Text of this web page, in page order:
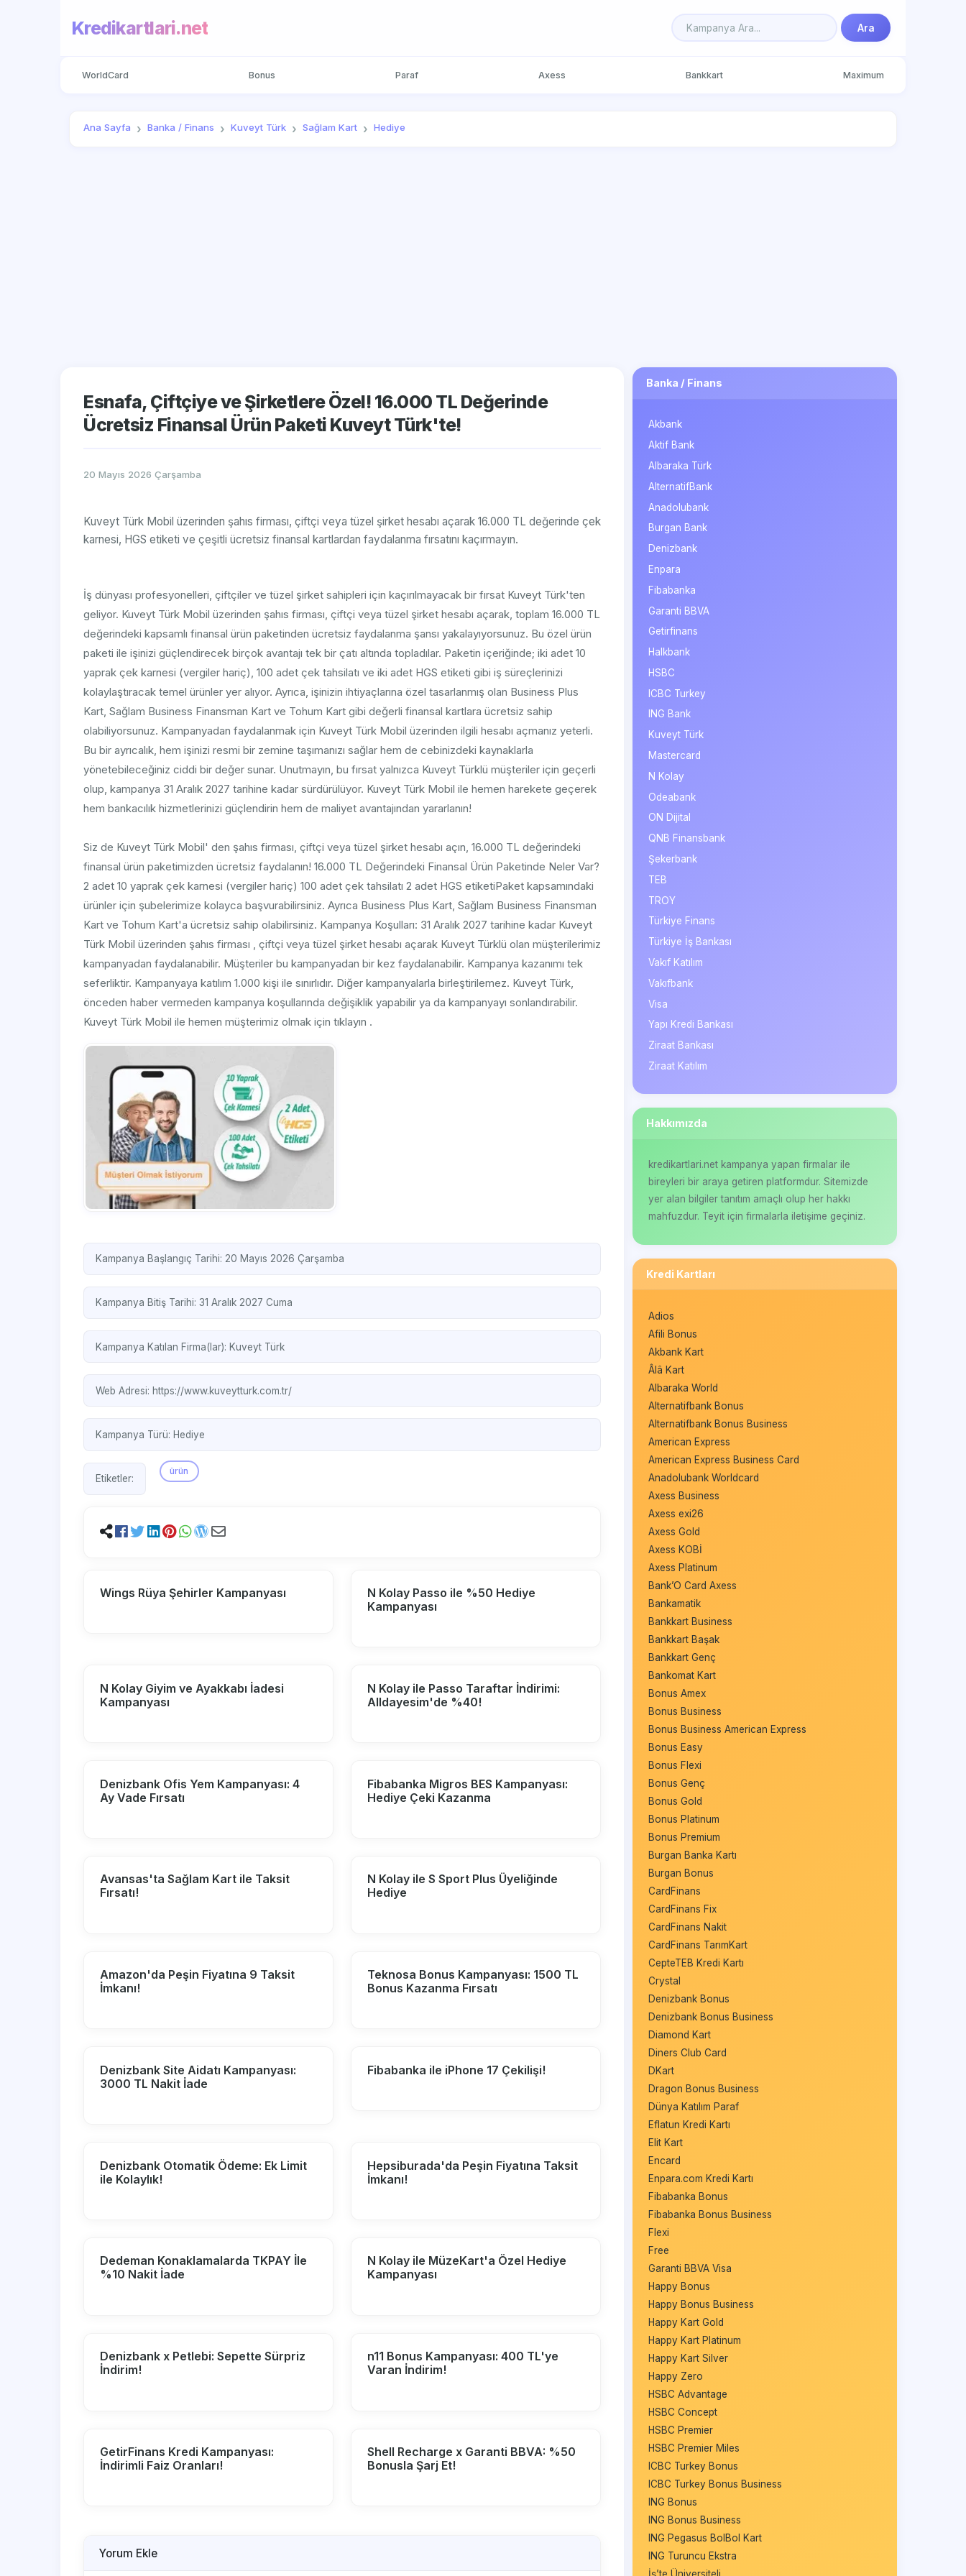
Kredikartlari.net Ara
WorldCard Bonus Paraf Axess Bankkart Maximum
Ana Sayfa Banka / Finans Kuveyt Türk Sağlam Kart Hediye
Esnafa, Çiftçiye ve Şirketlere Özel! 16.000 TL Değerinde
Ücretsiz Finansal Ürün Paketi Kuveyt Türk'te!
20 Mayıs 2026 Çarşamba
Kuveyt Türk Mobil üzerinden şahıs firması, çiftçi veya tüzel şirket hesabı açarak 16.000 TL değerinde çek
karnesi, HGS etiketi ve çeşitli ücretsiz finansal kartlardan faydalanma fırsatını kaçırmayın.
İş dünyası profesyonelleri, çiftçiler ve tüzel şirket sahipleri için kaçırılmayacak bir fırsat Kuveyt Türk'ten
geliyor. Kuveyt Türk Mobil üzerinden şahıs firması, çiftçi veya tüzel şirket hesabı açarak, toplam 16.000 TL
değerindeki kapsamlı finansal ürün paketinden ücretsiz faydalanma şansı yakalayıyorsunuz. Bu özel ürün
paketi ile işinizi güçlendirecek birçok avantajı tek bir çatı altında topladılar. Paketin içeriğinde; iki adet 10
yaprak çek karnesi (vergiler hariç), 100 adet çek tahsilatı ve iki adet HGS etiketi gibi iş süreçlerinizi
kolaylaştıracak temel ürünler yer alıyor. Ayrıca, işinizin ihtiyaçlarına özel tasarlanmış olan Business Plus
Kart, Sağlam Business Finansman Kart ve Tohum Kart gibi değerli finansal kartlara ücretsiz sahip
olabiliyorsunuz. Kampanyadan faydalanmak için Kuveyt Türk Mobil üzerinden ilgili hesabı açmanız yeterli.
Bu bir ayrıcalık, hem işinizi resmi bir zemine taşımanızı sağlar hem de cebinizdeki kaynaklarla
yönetebileceğiniz ciddi bir değer sunar. Unutmayın, bu fırsat yalnızca Kuveyt Türklü müşteriler için geçerli
olup, kampanya 31 Aralık 2027 tarihine kadar sürdürülüyor. Kuveyt Türk Mobil ile hemen harekete geçerek
hem bankacılık hizmetlerinizi güçlendirin hem de maliyet avantajından yararlanın!
Siz de Kuveyt Türk Mobil' den şahıs firması, çiftçi veya tüzel şirket hesabı açın, 16.000 TL değerindeki
finansal ürün paketimizden ücretsiz faydalanın! 16.000 TL Değerindeki Finansal Ürün Paketinde Neler Var?
2 adet 10 yaprak çek karnesi (vergiler hariç) 100 adet çek tahsilatı 2 adet HGS etiketiPaket kapsamındaki
ürünler için şubelerimize kolayca başvurabilirsiniz. Ayrıca Business Plus Kart, Sağlam Business Finansman
Kart ve Tohum Kart'a ücretsiz sahip olabilirsiniz. Kampanya Koşulları: 31 Aralık 2027 tarihine kadar Kuveyt
Türk Mobil üzerinden şahıs firması , çiftçi veya tüzel şirket hesabı açarak Kuveyt Türklü olan müşterilerimiz
kampanyadan faydalanabilir. Müşteriler bu kampanyadan bir kez faydalanabilir. Kampanya kazanımı tek
seferliktir. Kampanyaya katılım 1.000 kişi ile sınırlıdır. Diğer kampanyalarla birleştirilemez. Kuveyt Türk,
önceden haber vermeden kampanya koşullarında değişiklik yapabilir ya da kampanyayı sonlandırabilir.
Kuveyt Türk Mobil ile hemen müşterimiz olmak için tıklayın .
Kampanya Başlangıç Tarihi: 20 Mayıs 2026 Çarşamba
Kampanya Bitiş Tarihi: 31 Aralık 2027 Cuma
Kampanya Katılan Firma(lar): Kuveyt Türk
Web Adresi: https://www.kuveytturk.com.tr/
Kampanya Türü: Hediye
Etiketler:
ürün
Wings Rüya Şehirler Kampanyası
N Kolay Passo ile %50 Hediye
Kampanyası
N Kolay Giyim ve Ayakkabı İadesi
Kampanyası
N Kolay ile Passo Taraftar İndirimi:
Alldayesim'de %40!
Denizbank Ofis Yem Kampanyası: 4
Ay Vade Fırsatı
Fibabanka Migros BES Kampanyası:
Hediye Çeki Kazanma
Avansas'ta Sağlam Kart ile Taksit
Fırsatı!
N Kolay ile S Sport Plus Üyeliğinde
Hediye
Amazon'da Peşin Fiyatına 9 Taksit
İmkanı!
Teknosa Bonus Kampanyası: 1500 TL
Bonus Kazanma Fırsatı
Denizbank Site Aidatı Kampanyası:
3000 TL Nakit İade
Fibabanka ile iPhone 17 Çekilişi!
Denizbank Otomatik Ödeme: Ek Limit
ile Kolaylık!
Hepsiburada'da Peşin Fiyatına Taksit
İmkanı!
Dedeman Konaklamalarda TKPAY İle
%10 Nakit İade
N Kolay ile MüzeKart'a Özel Hediye
Kampanyası
Denizbank x Petlebi: Sepette Sürpriz
İndirim!
n11 Bonus Kampanyası: 400 TL'ye
Varan İndirim!
GetirFinans Kredi Kampanyası:
İndirimli Faiz Oranları!
Shell Recharge x Garanti BBVA: %50
Bonusla Şarj Et!
Yorum Ekle
Banka / Finans
Akbank
Aktif Bank
Albaraka Türk
AlternatifBank
Anadolubank
Burgan Bank
Denizbank
Enpara
Fibabanka
Garanti BBVA
Getirfinans
Halkbank
HSBC
ICBC Turkey
ING Bank
Kuveyt Türk
Mastercard
N Kolay
Odeabank
ON Dijital
QNB Finansbank
Şekerbank
TEB
TROY
Türkiye Finans
Türkiye İş Bankası
Vakıf Katılım
Vakıfbank
Visa
Yapı Kredi Bankası
Ziraat Bankası
Ziraat Katılım
Hakkımızda
kredikartlari.net kampanya yapan firmalar ile
bireyleri bir araya getiren platformdur. Sitemizde
yer alan bilgiler tanıtım amaçlı olup her hakkı
mahfuzdur. Teyit için firmalarla iletişime geçiniz.
Kredi Kartları
Adios
Afili Bonus
Akbank Kart
Âlâ Kart
Albaraka World
Alternatifbank Bonus
Alternatifbank Bonus Business
American Express
American Express Business Card
Anadolubank Worldcard
Axess Business
Axess exi26
Axess Gold
Axess KOBİ
Axess Platinum
Bank’O Card Axess
Bankamatik
Bankkart Business
Bankkart Başak
Bankkart Genç
Bankomat Kart
Bonus Amex
Bonus Business
Bonus Business American Express
Bonus Easy
Bonus Flexi
Bonus Genç
Bonus Gold
Bonus Platinum
Bonus Premium
Burgan Banka Kartı
Burgan Bonus
CardFinans
CardFinans Fix
CardFinans Nakit
CardFinans TarımKart
CepteTEB Kredi Kartı
Crystal
Denizbank Bonus
Denizbank Bonus Business
Diamond Kart
Diners Club Card
DKart
Dragon Bonus Business
Dünya Katılım Paraf
Eflatun Kredi Kartı
Elit Kart
Encard
Enpara.com Kredi Kartı
Fibabanka Bonus
Fibabanka Bonus Business
Flexi
Free
Garanti BBVA Visa
Happy Bonus
Happy Bonus Business
Happy Kart Gold
Happy Kart Platinum
Happy Kart Silver
Happy Zero
HSBC Advantage
HSBC Concept
HSBC Premier
HSBC Premier Miles
ICBC Turkey Bonus
ICBC Turkey Bonus Business
ING Bonus
ING Bonus Business
ING Pegasus BolBol Kart
ING Turuncu Ekstra
İş’te Üniversiteli